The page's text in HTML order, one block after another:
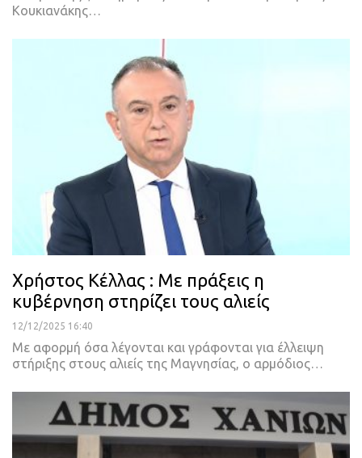
Κουκιανάκης…
Χρήστος Κέλλας : Με πράξεις η
κυβέρνηση στηρίζει τους αλιείς
12/12/2025 16:40
Με αφορμή όσα λέγονται και γράφονται για έλλειψη
στήριξης στους αλιείς της Μαγνησίας, ο αρμόδιος…